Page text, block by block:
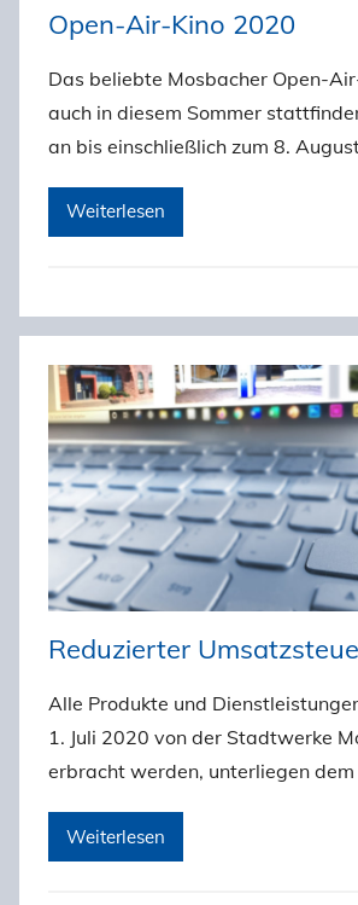
Open-Air-Kino 2020
Das beliebte Mosbacher Open-
auch in diesem Sommer
an bis einschließlich zum 8.
Weiterlesen
Reduzierter
Alle Produkte und
1. Juli 2020 von der Stadtwerke
erbracht werden, unterliegen dem
Weiterlesen